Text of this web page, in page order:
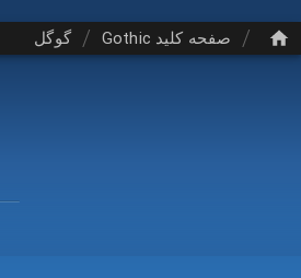
/ صفحه کلید Gothic / گوگل